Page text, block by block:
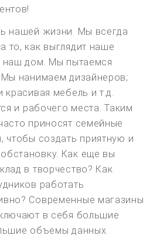
нашей жизни. Мы всегда
то, как выглядит наше
наш дом. Мы пытаемся
нанимаем дизайнеров;
красивая мебель и т.д.
и рабочего места. Таким
приносят семейные
чтобы создать приятную и
Как еще вы
в творчество? Как
работать
Современные магазины
в себя большие
объемы данных.